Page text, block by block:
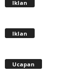
Iklan
Iklan
Ucapan